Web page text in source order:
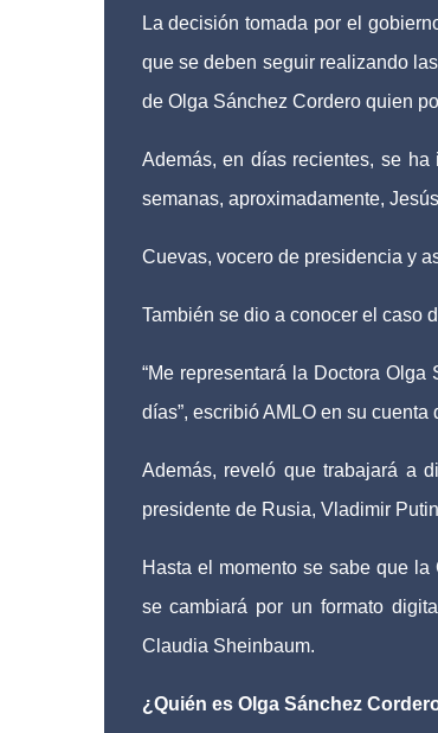
La decisión tomada por el
que se deben seguir realizando
de Olga Sánchez Cordero quien
Además, en días recientes, se
semanas, aproximadamente,
Cuevas, vocero de presidencia y
También se dio a conocer el caso
“Me representará la Doctora
días”, escribió AMLO en su cuenta
Además, reveló que trabajará a
presidente de Rusia, Vladimir
Hasta el momento se sabe que
se cambiará por un formato
Claudia Sheinbaum.
¿Quién es Olga Sánchez